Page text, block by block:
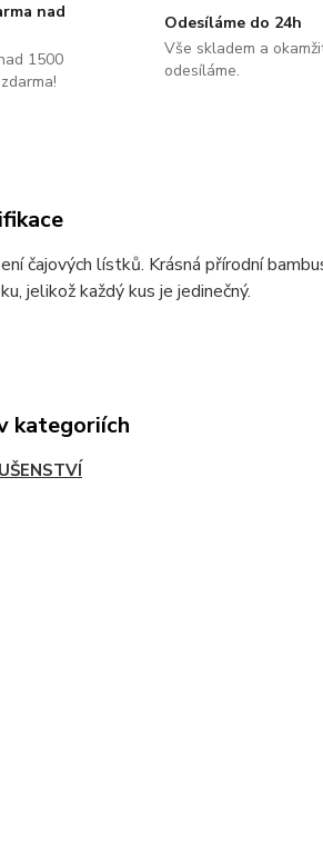
nad
1500
Odesíláme do 24h
Vše skladem a
odesíláme.
čajových lístků. Krásná přírodní
jelikož každý kus je jedinečný.
kategoriích